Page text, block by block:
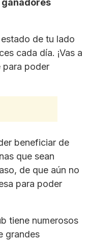
ganadores
de tu lado
cada día. ¡Vas a
para poder
beneficiar de
que sean
de que aún no
para poder
tiene numerosos
grandes